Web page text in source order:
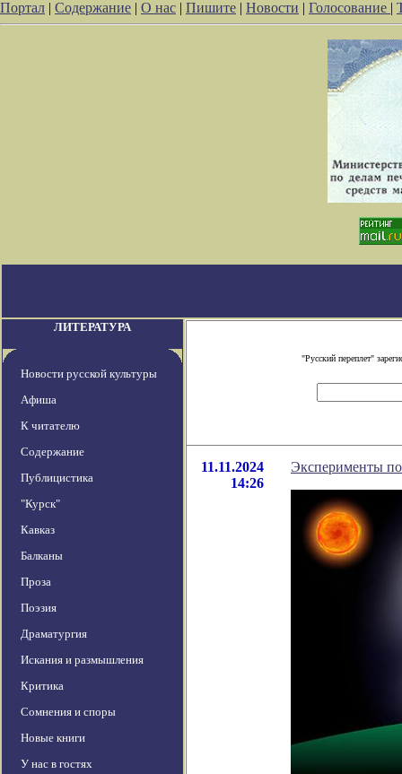
Портал | Содержание | О нас | Пишите | Новости | Голосование |
ЛИТЕРАТУРА
Новости русской культуры
Афиша
К читателю
Содержание
Публицистика
"Курск"
Кавказ
Балканы
Проза
Поэзия
Драматургия
Искания и размышления
Критика
Сомнения и споры
Новые книги
У нас в гостях
"Русский переплет"
11.11.2024
14:26
Эксперименты